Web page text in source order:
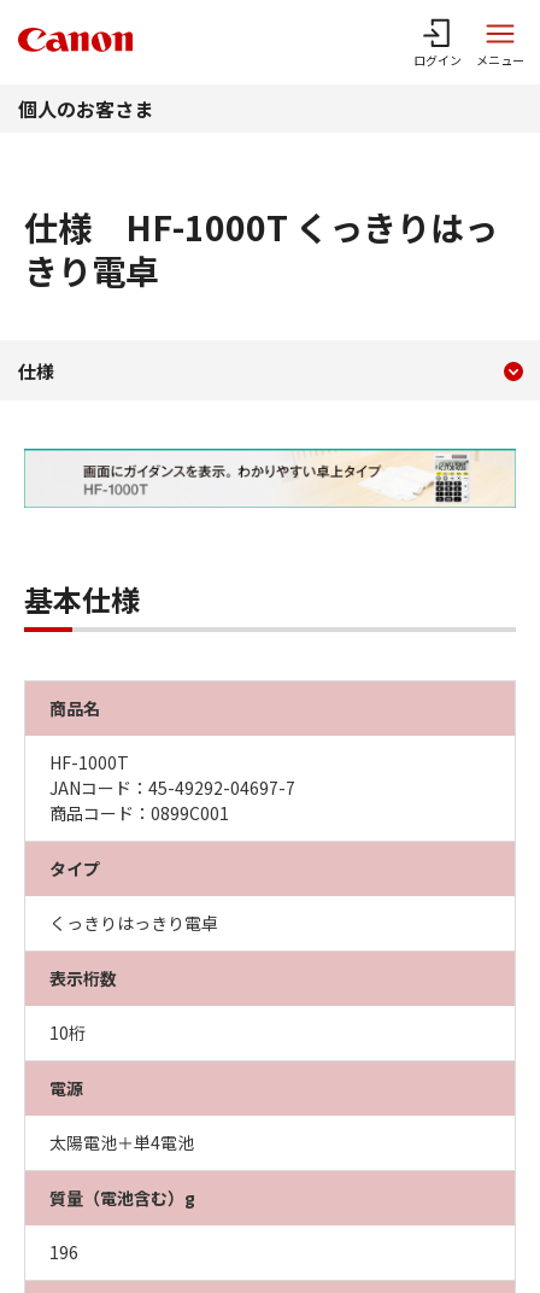
ログイン メニュー
個人のお客さま
仕様 HF-1000T くっきりはっ
きり電卓
仕様 HF-1000T くっきり
仕様
基本仕様
商品名
HF-1000T
JANコード：45-49292-04697-7
商品コード：0899C001
タイプ
くっきりはっきり電卓
表示桁数
10桁
電源
太陽電池＋単4電池
質量（電池含む）g
196